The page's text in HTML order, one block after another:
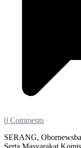
0 Comments
SERANG,
Serta Masyarakat